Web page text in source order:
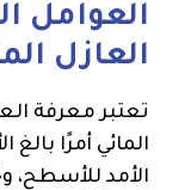
العوامل
العازل
تعتبر معرفة
المائي أمرًا
الأمد